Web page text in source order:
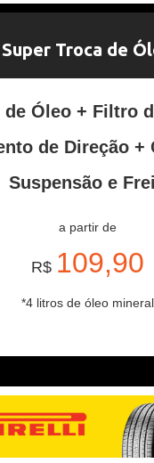
Super Troca de
Óleo + Filtro
de Direção +
Suspensão e
a partir de
R$ 109,90
*4 litros de óleo mineral